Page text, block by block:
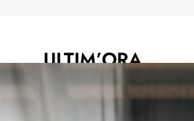
ULTIM’ORA